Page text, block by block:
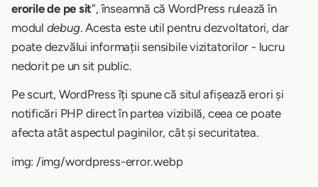
erorile de pe sit”, înseamnă că WordPress rulează în
modul debug. Acesta este util pentru dezvoltatori, dar
poate dezvălui informații sensibile vizitatorilor - lucru
nedorit pe un sit public.
Pe scurt, WordPress îți spune că situl afișează erori și
notificări PHP direct în partea vizibilă, ceea ce poate
afecta atât aspectul paginilor, cât și securitatea.
img: /img/wordpress-error.webp